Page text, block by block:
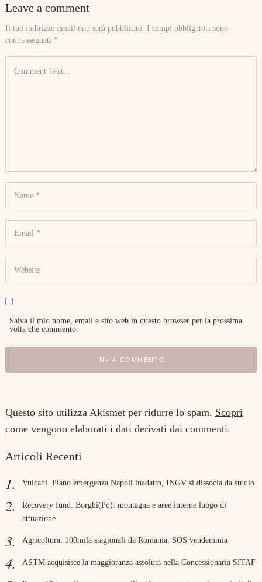
Leave a comment
Il tuo indirizzo email non sarà pubblicato. I campi obbligatori sono
contrassegnati *
Salva il mio nome, email e sito web in questo browser per la prossima
volta che commento.
Questo sito utilizza Akismet per ridurre lo spam. Scopri
come vengono elaborati i dati derivati dai commenti.
Articoli Recenti
Vulcani. Piano emergenza Napoli inadatto, INGV si dissocia da studio
Recovery fund. Borghi(Pd): montagna e aree interne luogo di
attuazione
Agricoltura: 100mila stagionali da Romania, SOS vendemmia
ASTM acquisisce la maggioranza assoluta nella Concessionaria SITAF